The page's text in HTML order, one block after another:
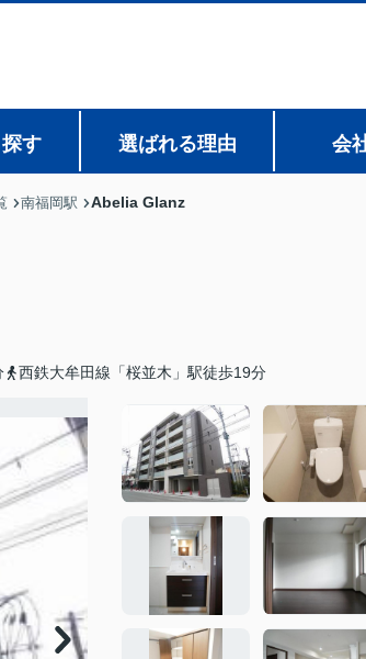
す 選ばれる理由 会
南福岡駅 Abelia Glanz
西鉄大牟田線「桜並木」駅徒歩19分